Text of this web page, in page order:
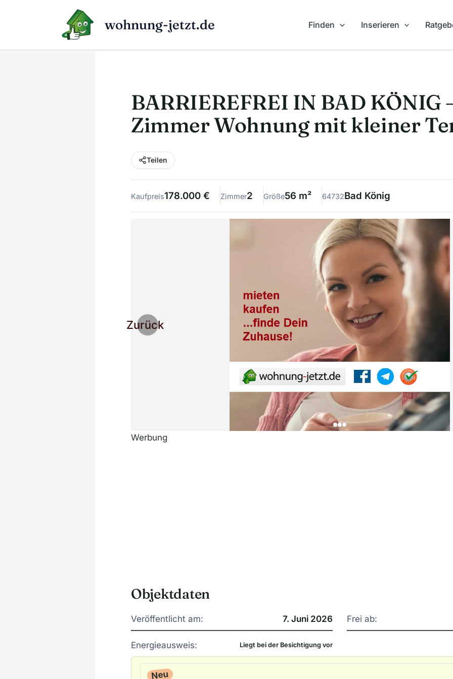
wohnung-jetzt.de Finden Inserieren
BARRIEREFREI IN BAD KÖNIG
Zimmer Wohnung mit kleiner
Teilen
Kaufpreis178.000 € Zimmer2 Größe56 m² 64732Bad König
Zurück
Werbung
Objektdaten
Veröffentlicht am: 7. Juni 2026 Frei ab:
Energieausweis: Liegt bei der Besichtigung vor
Neu